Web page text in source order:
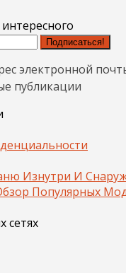
Подписаться!
электронной
публикации
Изнутри И
Популярных
сетях